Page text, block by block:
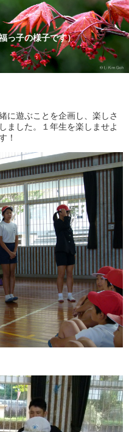
っ子の様子です）
に遊ぶことを企画し、楽しさ
ました。１年生を楽しませよ
！